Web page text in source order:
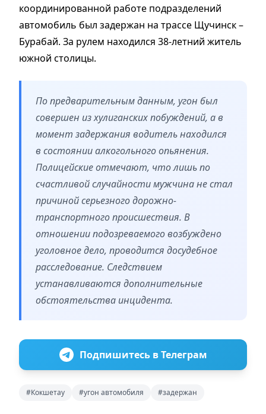
координированной работе подразделений
автомобиль был задержан на трассе Щучинск –
Бурабай. За рулем находился 38-летний житель
южной столицы.
По предварительным данным, угон был
совершен из хулиганских побуждений, а в
момент задержания водитель находился
в состоянии алкогольного опьянения.
Полицейские отмечают, что лишь по
счастливой случайности мужчина не стал
причиной серьезного дорожно-
транспортного происшествия. В
отношении подозреваемого возбуждено
уголовное дело, проводится досудебное
расследование. Следствием
устанавливаются дополнительные
обстоятельства инцидента.
Подпишитесь в Телеграм
#Кокшетау #угон автомобиля #задержан